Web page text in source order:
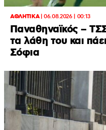
ΑΘΛΗΤΙΚΑ|06.08.2026 | 00:13
Παναθηναϊκός –
τα λάθη του και
Σόφια